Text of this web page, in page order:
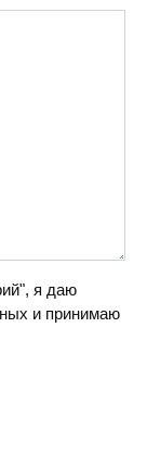
я даю
и принимаю